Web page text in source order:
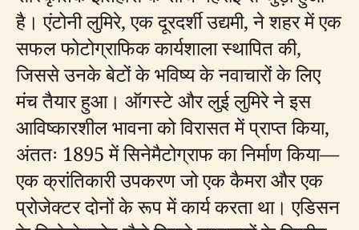
है। एंटोनी लुमिरे, एक दूरदर्शी उद्यमी, ने शहर में एक
सफल फोटोग्राफिक कार्यशाला स्थापित की,
जिससे उनके बेटों के भविष्य के नवाचारों के लिए
मंच तैयार हुआ। ऑगस्टे और लुई लुमिरे ने इस
आविष्कारशील भावना को विरासत में प्राप्त किया,
अंततः 1895 में सिनेमैटोग्राफ का निर्माण किया—
एक क्रांतिकारी उपकरण जो एक कैमरा और एक
प्रोजेक्टर दोनों के रूप में कार्य करता था। एडिसन